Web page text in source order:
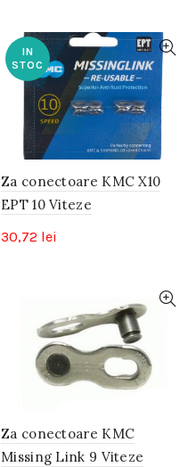
IN
STOC
Za conectoare KMC X10
EPT 10 Viteze
30,72 lei
Za conectoare KMC
Missing Link 9 Viteze